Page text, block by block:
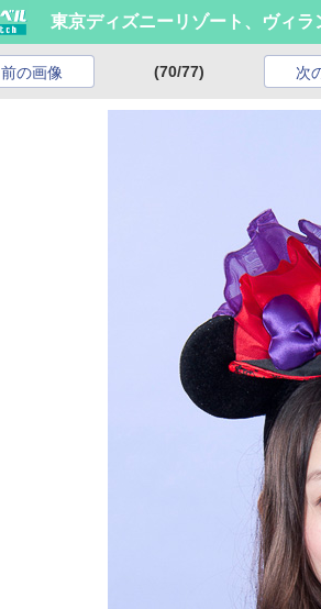
東京ディズニーリゾート、ヴィラ
前の画像 (70/77) 次